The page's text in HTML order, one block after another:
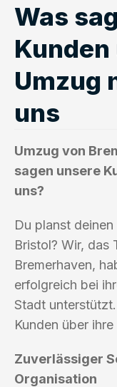
Was
Umzug
uns
Umzug von
sagen unsere
uns?
Du planst
Bristol? Wir, das
Bremerhaven,
erfolgreich bei
Stadt
Kunden über
Zuverlässiger
Organisation